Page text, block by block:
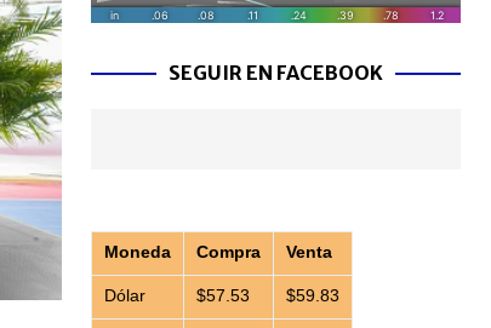
SEGUIR EN FACEBOOK
Moneda Compra Venta
Dólar $57.53 $59.83